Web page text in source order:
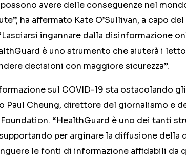
avere delle conseguenze nel
ha affermato Kate O’Sullivan, a capo
ingannare dalla disinformazione
è uno strumento che aiuterà i
decisioni con maggiore sicurezza”.
sul COVID-19 sta ostacolando
Paul Cheung, direttore del giornalismo e
“HealthGuard è uno dei tanti
per arginare la diffusione della
le fonti di informazione affidabili da